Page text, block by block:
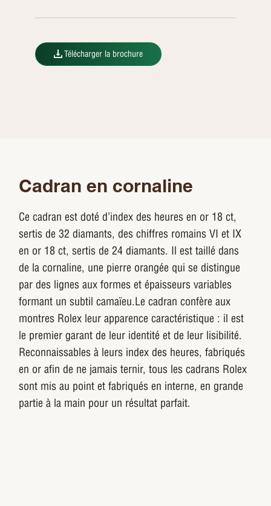
Télécharger la brochure
Cadran en cornaline
Ce cadran est doté d’index des heures en or 18 ct,
sertis de 32 diamants, des chiffres romains VI et IX
en or 18 ct, sertis de 24 diamants. Il est taillé dans
de la cornaline, une pierre orangée qui se distingue
par des lignes aux formes et épaisseurs variables
formant un subtil camaïeu.Le cadran confère aux
montres Rolex leur apparence caractéristique : il est
le premier garant de leur identité et de leur lisibilité.
Reconnaissables à leurs index des heures, fabriqués
en or afin de ne jamais ternir, tous les cadrans Rolex
sont mis au point et fabriqués en interne, en grande
partie à la main pour un résultat parfait.